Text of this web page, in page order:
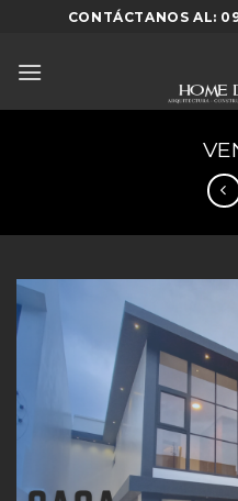
content
CONTÁCTANOS AL: